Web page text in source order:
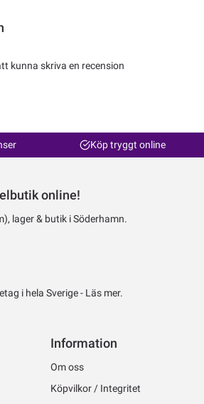
kunna skriva en recension
Köp tryggt online
online!
lager & butik i Söderhamn.
i hela Sverige - Läs mer.
Information
Om oss
Köpvilkor / Integritet